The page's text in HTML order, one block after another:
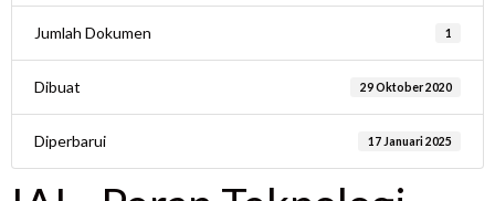
Jumlah Dokumen 1
Dibuat 29 Oktober 2020
Diperbarui 17 Januari 2025